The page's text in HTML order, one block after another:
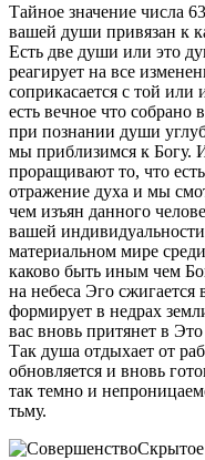
Тайное значение числа
вашей души привязан к
Есть две души или это
реагирует на все
соприкасается с той
есть вечное что
при познании души
мы приблизимся к Богу.
проращивают то, что
отражение духа и мы
чем изъян данного
вашей
материальном мире
каково быть иным чем
на небеса Эго сжигается
формирует в недрах
вас вновь притянет в
Так душа отдыхает от
обновляется и вновь
так темно и
тьму.
Скрытое